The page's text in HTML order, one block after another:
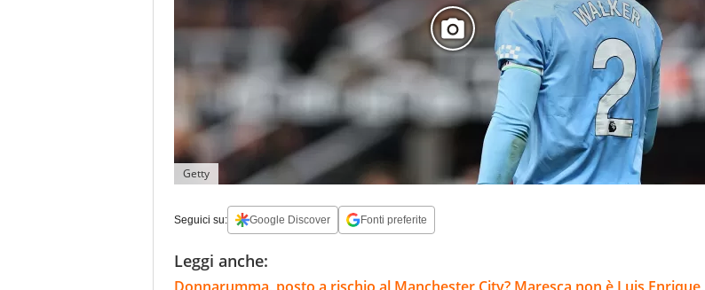
Getty
Seguici su: Google Discover Fonti preferite
Leggi anche: